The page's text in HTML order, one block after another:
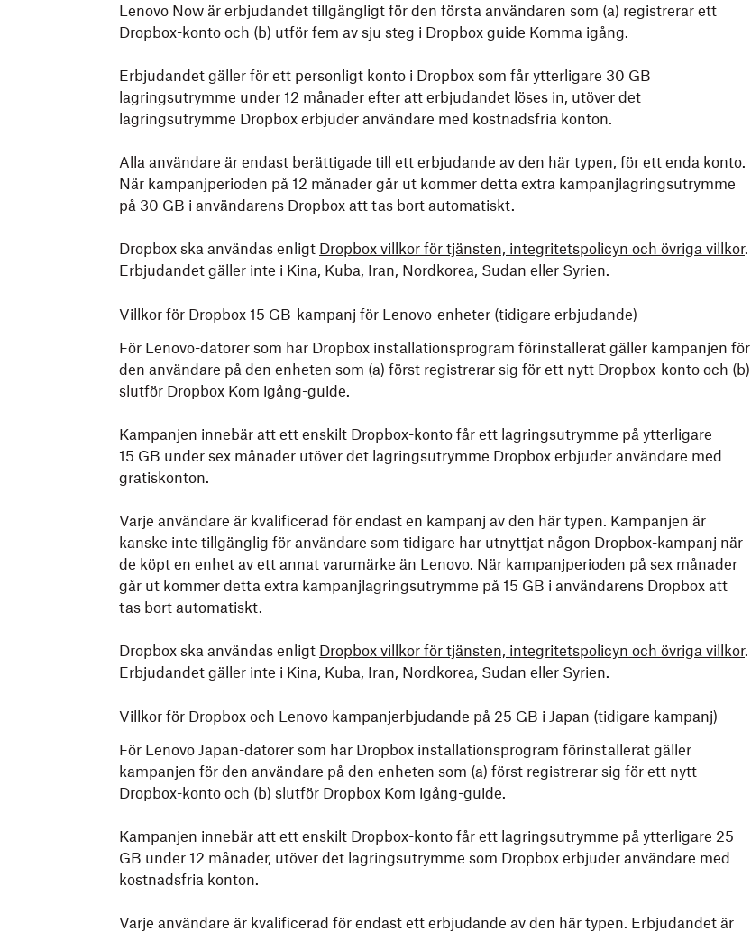
Lenovo Now är erbjudandet tillgängligt för den första användaren som (a) registrerar ett
Dropbox-konto och (b) utför fem av sju steg i Dropbox guide Komma igång.
Erbjudandet gäller för ett personligt konto i Dropbox som får ytterligare 30 GB
lagringsutrymme under 12 månader efter att erbjudandet löses in, utöver det
lagringsutrymme Dropbox erbjuder användare med kostnadsfria konton.
Alla användare är endast berättigade till ett erbjudande av den här typen, för ett enda konto.
När kampanjperioden på 12 månader går ut kommer detta extra kampanjlagringsutrymme
på 30 GB i användarens Dropbox att tas bort automatiskt.
Dropbox ska användas enligt Dropbox villkor för tjänsten, integritetspolicyn och övriga villkor.
Erbjudandet gäller inte i Kina, Kuba, Iran, Nordkorea, Sudan eller Syrien.
Villkor för Dropbox 15 GB-kampanj för Lenovo-enheter (tidigare erbjudande)
För Lenovo-datorer som har Dropbox installationsprogram förinstallerat gäller kampanjen för
den användare på den enheten som (a) först registrerar sig för ett nytt Dropbox-konto och (b)
slutför Dropbox Kom igång-guide.
Kampanjen innebär att ett enskilt Dropbox-konto får ett lagringsutrymme på ytterligare
15 GB under sex månader utöver det lagringsutrymme Dropbox erbjuder användare med
gratiskonton.
Varje användare är kvalificerad för endast en kampanj av den här typen. Kampanjen är
kanske inte tillgänglig för användare som tidigare har utnyttjat någon Dropbox-kampanj när
de köpt en enhet av ett annat varumärke än Lenovo. När kampanjperioden på sex månader
går ut kommer detta extra kampanjlagringsutrymme på 15 GB i användarens Dropbox att
tas bort automatiskt.
Dropbox ska användas enligt Dropbox villkor för tjänsten, integritetspolicyn och övriga villkor.
Erbjudandet gäller inte i Kina, Kuba, Iran, Nordkorea, Sudan eller Syrien.
Villkor för Dropbox och Lenovo kampanjerbjudande på 25 GB i Japan (tidigare kampanj)
För Lenovo Japan-datorer som har Dropbox installationsprogram förinstallerat gäller
kampanjen för den användare på den enheten som (a) först registrerar sig för ett nytt
Dropbox-konto och (b) slutför Dropbox Kom igång-guide.
Kampanjen innebär att ett enskilt Dropbox-konto får ett lagringsutrymme på ytterligare 25
GB under 12 månader, utöver det lagringsutrymme som Dropbox erbjuder användare med
kostnadsfria konton.
Varje användare är kvalificerad för endast ett erbjudande av den här typen. Erbjudandet är